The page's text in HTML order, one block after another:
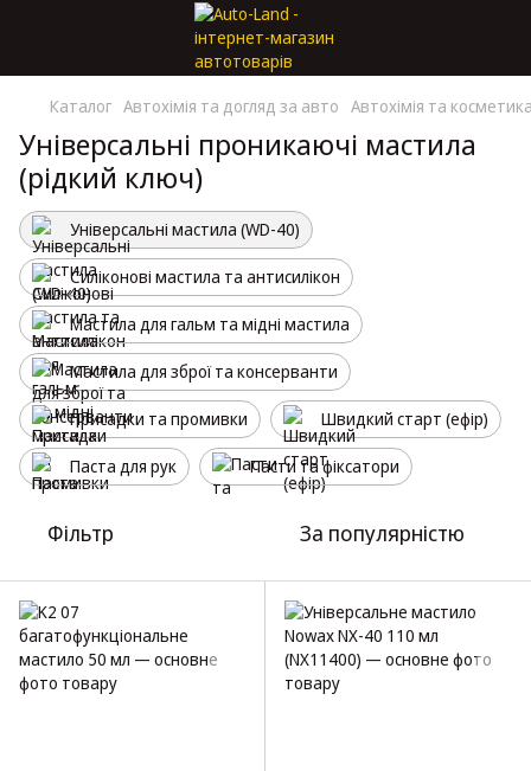
Каталог Автохімія та догляд за авто Автохімія та
Універсальні проникаючі мастила
(рідкий ключ)
Універсальні мастила (WD-40)
Силіконові мастила та антисилікон
Мастила для гальм та мідні мастила
Мастила для зброї та консерванти
Присадки та промивки Швидкий старт (ефір)
Паста для рук Пасти та фіксатори
Фільтр За популярністю